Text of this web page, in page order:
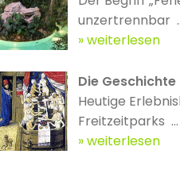
unzertrennbar
weiterlesen
Die
Heutige
Freitzeitparks ...
weiterlesen